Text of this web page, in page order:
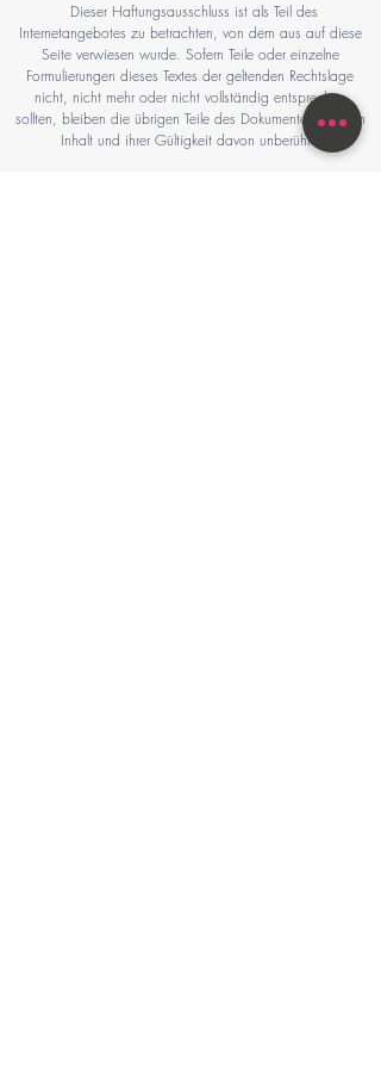
Dieser Haftungsausschluss ist als Teil des
Internetangebotes zu betrachten, von dem aus auf diese
Seite verwiesen wurde. Sofern Teile oder einzelne
Formulierungen dieses Textes der geltenden Rechtslage
nicht, nicht mehr oder nicht vollständig entsprechen
sollten, bleiben die übrigen Teile des Dokumentes in ihrem
Inhalt und ihrer Gültigkeit davon unberührt.